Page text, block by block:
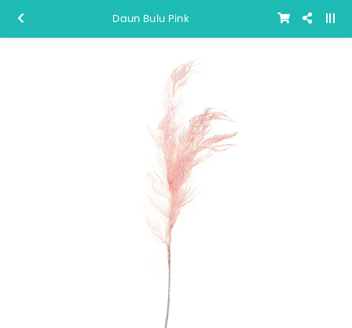
Daun Bulu Pink